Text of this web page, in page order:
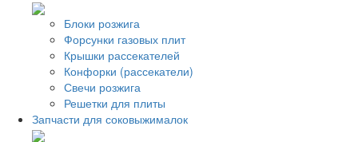
Блоки розжига
Форсунки газовых плит
Крышки рассекателей
Конфорки (рассекатели)
Свечи розжига
Решетки для плиты
Запчасти для соковыжималок